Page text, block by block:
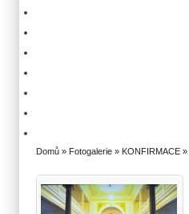
Domů » Fotogalerie » KONFIRMACE »